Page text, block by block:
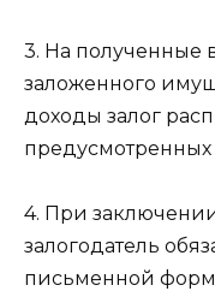
3. На полученные
заложенного
доходы залог
4. При
залогодатель
письменной